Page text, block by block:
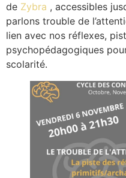
de Zybra , accessibles
parlons trouble de
lien avec nos réflexes,
psychopédagogiques
scolarité.